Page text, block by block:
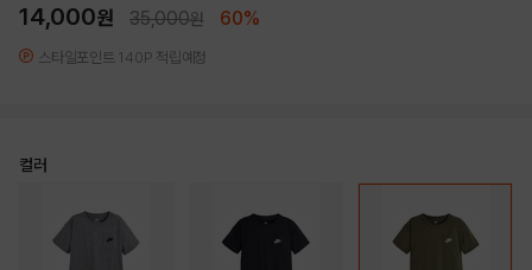
14,000원 35,000원 60%
스타일포인트 140P 적립예정
컬러